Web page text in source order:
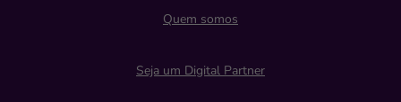
Quem somos
Seja um Digital Partner